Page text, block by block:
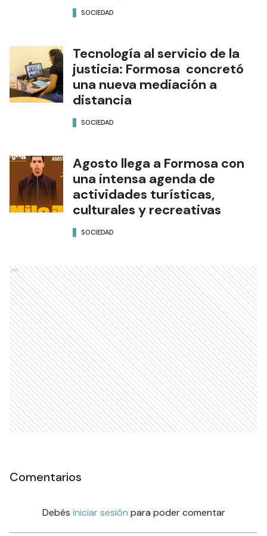
SOCIEDAD
Tecnología al servicio de la
justicia: Formosa concretó
una nueva mediación a
distancia
SOCIEDAD
Agosto llega a Formosa con
una intensa agenda de
actividades turísticas,
culturales y recreativas
SOCIEDAD
Ads
Comentarios
Debés iniciar sesión para poder comentar